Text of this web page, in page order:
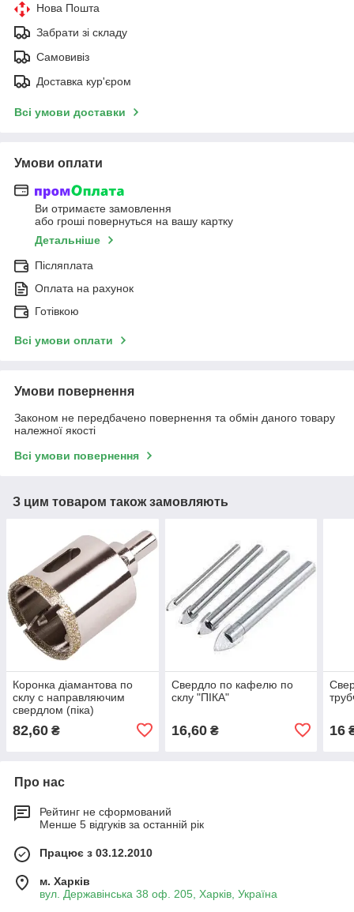
Нова Пошта
Забрати зі складу
Самовивіз
Доставка кур'єром
Всі умови доставки
Умови оплати
Ви отримаєте замовлення
або гроші повернуться на вашу картку
Детальніше
Післяплата
Оплата на рахунок
Готівкою
Всі умови оплати
Умови повернення
Законом не передбачено повернення та обмін даного товару
належної якості
Всі умови повернення
З цим товаром також замовляють
Коронка діамантова по
склу с направляючим
свердлом (піка)
82,60 ₴
Свердло по кафелю по
склу "ПІКА"
16,60₴ 16
Про нас
Рейтинг не сформований
Менше 5 відгуків за останній рік
Працює з 03.12.2010
м. Харків
вул. Державінська 38 оф. 205, Харків, Україна